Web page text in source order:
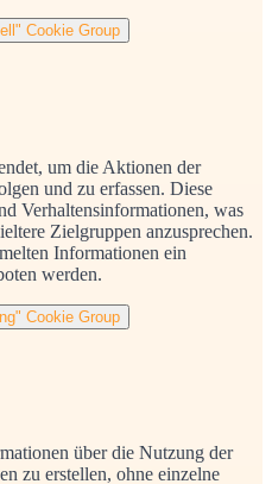
Cookie Group
um die Aktionen der
und zu erfassen. Diese
Verhaltensinformationen, was
Zielgruppen anzusprechen.
Informationen ein
werden.
Cookie Group
über die Nutzung der
zu erstellen, ohne einzelne